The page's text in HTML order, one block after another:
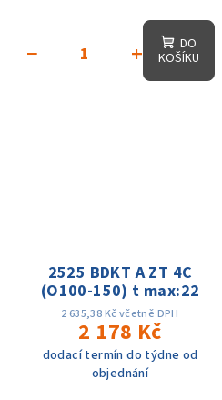
+
−
DO
KOŠÍKU
2525 BDKT A ZT 4C
(O100-150) t max:22
2 635,38 Kč včetně DPH
2 178 Kč
dodací termín do týdne od
objednání